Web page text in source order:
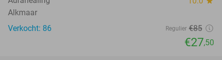
Alkmaar
Verkocht: 86
Regulier €85
€27,50